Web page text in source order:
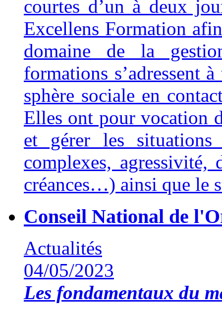
courtes d’un à deux
Excellens Formation
domaine de la
formations s’adressent
sphère sociale en
Elles ont pour vocation
et gérer les
complexes, agressivité,
créances…) ainsi que le
Conseil National de
Actualités
04/05/2023
Les fondamentaux du